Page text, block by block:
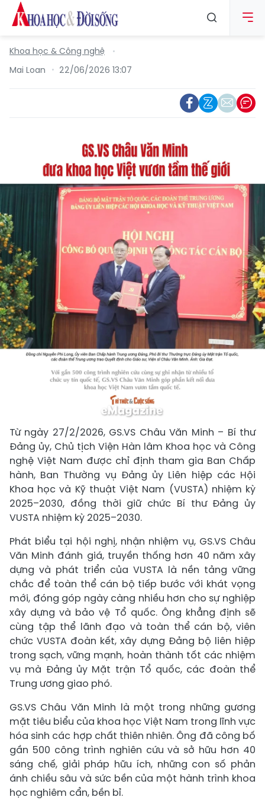
Khoa học & Công nghệ
Mai Loan
22/06/2026 13:07
Từ ngày 27/2/2026, GS.VS Châu Văn Minh – Bí thư
Đảng ủy, Chủ tịch Viện Hàn lâm Khoa học và Công
nghệ Việt Nam được chỉ định tham gia Ban Chấp
hành, Ban Thường vụ Đảng ủy Liên hiệp các Hội
Khoa học và Kỹ thuật Việt Nam (VUSTA) nhiệm kỳ
2025–2030, đồng thời giữ chức Bí thư Đảng ủy
VUSTA nhiệm kỳ 2025–2030.
Phát biểu tại hội nghị, nhận nhiệm vụ, GS.VS Châu
Văn Minh đánh giá, truyền thống hơn 40 năm xây
dựng và phát triển của VUSTA là nền tảng vững
chắc để toàn thể cán bộ tiếp bước với khát vọng
mới, đóng góp ngày càng nhiều hơn cho sự nghiệp
xây dựng và bảo vệ Tổ quốc. Ông khẳng định sẽ
cùng tập thể lãnh đạo và toàn thể cán bộ, viên
chức VUSTA đoàn kết, xây dựng Đảng bộ liên hiệp
trong sạch, vững mạnh, hoàn thành tốt các nhiệm
vụ mà Đảng ủy Mặt trận Tổ quốc, các đoàn thể
Trung ương giao phó.
GS.VS Châu Văn Minh là một trong những gương
mặt tiêu biểu của khoa học Việt Nam trong lĩnh vực
hóa sinh các hợp chất thiên nhiên. Ông đã công bố
gần 500 công trình nghiên cứu và sở hữu hơn 40
sáng chế, giải pháp hữu ích, những con số phản
ánh chiều sâu và sức bền của một hành trình khoa
học nghiêm cẩn, bền bỉ.